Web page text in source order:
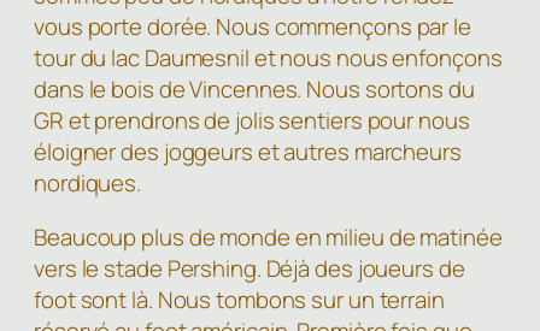
vous porte dorée. Nous commençons par le
tour du lac Daumesnil et nous nous enfonçons
dans le bois de Vincennes. Nous sortons du
GR et prendrons de jolis sentiers pour nous
éloigner des joggeurs et autres marcheurs
nordiques.
Beaucoup plus de monde en milieu de matinée
vers le stade Pershing. Déjà des joueurs de
foot sont là. Nous tombons sur un terrain